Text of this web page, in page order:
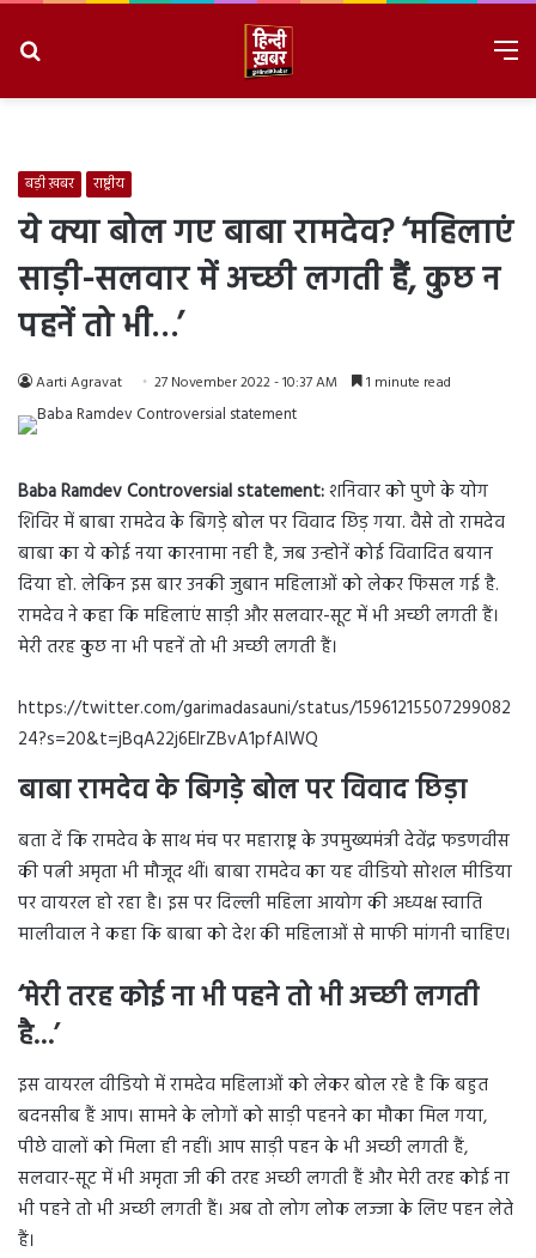
बड़ी ख़बर राष्ट्रीय
ये क्या बोल गए बाबा रामदेव? ‘महिलाएं
साड़ी-सलवार में अच्छी लगती हैं, कुछ न
पहनें तो भी…’
Aarti Agravat 27 November 2022 - 10:37 AM 1 minute read
Baba Ramdev Controversial statement:शनिवार को पुणे के योग
शिविर में बाबा रामदेव के बिगड़े बोल पर विवाद छिड़ गया. वैसे तो रामदेव
बाबा का ये कोई नया कारनामा नही है, जब उन्होनें कोई विवादित बयान
दिया हो. लेकिन इस बार उनकी जुबान महिलाओं को लेकर फिसल गई है.
रामदेव ने कहा कि महिलाएं साड़ी और सलवार-सूट में भी अच्छी लगती हैं।
मेरी तरह कुछ ना भी पहनें तो भी अच्छी लगती हैं।
https://twitter.com/garimadasauni/status/15961215507299082
24?s=20&t=jBqA22j6EIrZBvA1pfAlWQ
बाबा रामदेव के बिगड़े बोल पर विवाद छिड़ा
बता दें कि रामदेव के साथ मंच पर महाराष्ट्र के उपमुख्यमंत्री देवेंद्र फडणवीस
की पत्नी अमृता भी मौजूद थीं। बाबा रामदेव का यह वीडियो सोशल मीडिया
पर वायरल हो रहा है। इस पर दिल्ली महिला आयोग की अध्यक्ष स्वाति
मालीवाल ने कहा कि बाबा को देश की महिलाओं से माफी मांगनी चाहिए।
‘मेरी तरह कोई ना भी पहने तो भी अच्छी लगती
है…’
इस वायरल वीडियो में रामदेव महिलाओं को लेकर बोल रहे है कि बहुत
बदनसीब हैं आप। सामने के लोगों को साड़ी पहनने का मौका मिल गया,
पीछे वालों को मिला ही नहीं। आप साड़ी पहन के भी अच्छी लगती हैं,
सलवार-सूट में भी अमृता जी की तरह अच्छी लगती हैं और मेरी तरह कोई ना
भी पहने तो भी अच्छी लगती हैं। अब तो लोग लोक लज्जा के लिए पहन लेते
हैं।